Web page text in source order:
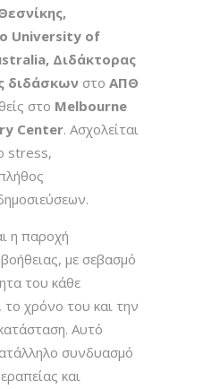
University of
Διδάκτορας
διδάσκων στο ΑΠΘ
στο Melbourne
Center. Ασχολείται
stress,
η παροχή
με σεβασμό
του κάθε
χρόνο του και την
Αυτό
συνδυασμό
και